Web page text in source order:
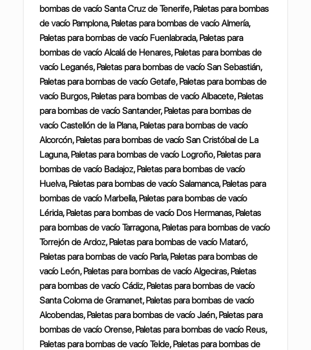
bombas de vacío Santa Cruz de Tenerife, Paletas para bombas
de vacío Pamplona, Paletas para bombas de vacío Almería,
Paletas para bombas de vacío Fuenlabrada, Paletas para
bombas de vacío Alcalá de Henares, Paletas para bombas de
vacío Leganés, Paletas para bombas de vacío San Sebastián,
Paletas para bombas de vacío Getafe, Paletas para bombas de
vacío Burgos, Paletas para bombas de vacío Albacete, Paletas
para bombas de vacío Santander, Paletas para bombas de
vacío Castellón de la Plana, Paletas para bombas de vacío
Alcorcón, Paletas para bombas de vacío San Cristóbal de La
Laguna, Paletas para bombas de vacío Logroño, Paletas para
bombas de vacío Badajoz, Paletas para bombas de vacío
Huelva, Paletas para bombas de vacío Salamanca, Paletas para
bombas de vacío Marbella, Paletas para bombas de vacío
Lérida, Paletas para bombas de vacío Dos Hermanas, Paletas
para bombas de vacío Tarragona, Paletas para bombas de vacío
Torrejón de Ardoz, Paletas para bombas de vacío Mataró,
Paletas para bombas de vacío Parla, Paletas para bombas de
vacío León, Paletas para bombas de vacío Algeciras, Paletas
para bombas de vacío Cádiz, Paletas para bombas de vacío
Santa Coloma de Gramanet, Paletas para bombas de vacío
Alcobendas, Paletas para bombas de vacío Jaén, Paletas para
bombas de vacío Orense, Paletas para bombas de vacío Reus,
Paletas para bombas de vacío Telde, Paletas para bombas de